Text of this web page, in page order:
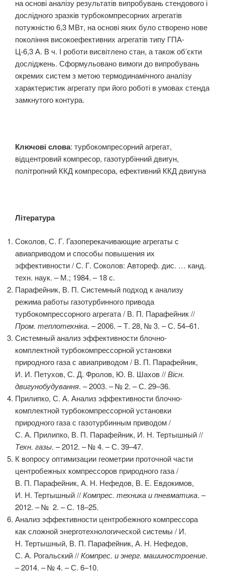
на основі аналізу результатів випробувань стендового і
дослідного зразків турбокомпресорних агрегатів
потужністю 6,3 МВт, на основі яких було створено нове
покоління високоефективних агрегатів типу ГПА-
Ц-6,3 А. В ч. І роботи висвітлено стан, а також об’єкти
досліджень. Сформульовано вимоги до випробувань
окремих систем з метою термодинамічного аналізу
характеристик агрегату при його роботі в умовах стенда
замкнутого контура.
Ключові слова: турбокомпресорний агрегат,
відцентровий компресор, газотурбінний двигун,
політропний ККД компресора, ефективний ККД двигуна
Література
Соколов, С. Г. Газоперекачивающие агрегаты с
авиаприводом и способы повышения их
эффективности / С. Г. Соколов: Автореф. дис. … канд.
техн. наук. – М.; 1984. – 18 с.
Парафейник, В. П. Системный подход к анализу
режима работы газотурбинного привода
турбокомпрессорного агрегата / В. П. Парафейник //
Пром. теплотехніка. – 2006. – Т. 28, № 3. – С. 54–61.
Системный анализ эффективности блочно-
комплектной турбокомпрессорной установки
природного газа с авиаприводом / В. П. Парафейник,
И. И. Петухов, С. Д. Фролов, Ю. В. Шахов //Вісн.
двигунобудування. – 2003. – № 2. – С. 29–36.
Прилипко, С. А. Анализ эффективности блочно-
комплектной турбокомпрессорной установки
природного газа с газотурбинным приводом /
С. А. Прилипко, В. П. Парафейник, И. Н. Тертышный //
Техн. газы. – 2012. – № 4. – С. 39–47.
К вопросу оптимизации геометрии проточной части
центробежных компрессоров природного газа /
В. П. Парафейник, А. Н. Нефедов, В. Е. Евдокимов,
И. Н. Тертышный //Компрес. техника и пневматика. –
2012. – № 2. – С. 18–25.
Анализ эффективности центробежного компрессора
как сложной энерготехнологической системы / И.
Н. Тертышный, В. П. Парафейник, А. Н. Нефедов,
С. А. Рогальский //Компрес. и энерг. машиностроение.
– 2014. – № 4. – С. 6–10.